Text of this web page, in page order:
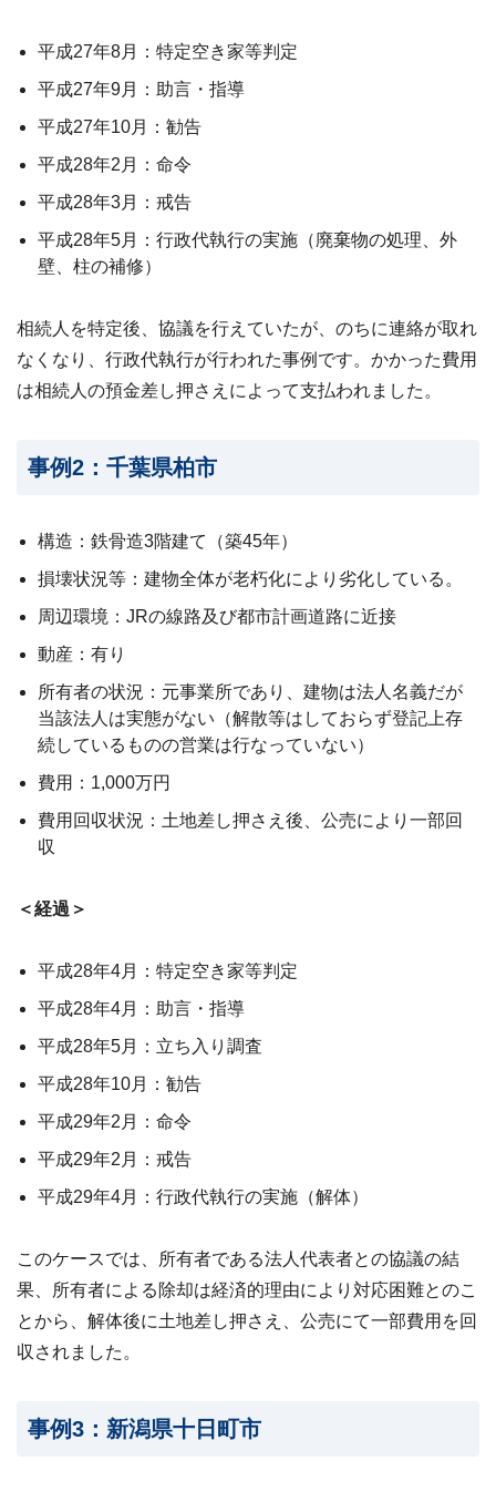
平成27年8月：特定空き家等判定
平成27年9月：助言・指導
平成27年10月：勧告
平成28年2月：命令
平成28年3月：戒告
平成28年5月：行政代執行の実施（廃棄物の処理、外
壁、柱の補修）
相続人を特定後、協議を行えていたが、のちに連絡が取れ
なくなり、行政代執行が行われた事例です。かかった費用
は相続人の預金差し押さえによって支払われました。
事例2：千葉県柏市
構造：鉄骨造3階建て（築45年）
損壊状況等：建物全体が老朽化により劣化している。
周辺環境：JRの線路及び都市計画道路に近接
動産：有り
所有者の状況：元事業所であり、建物は法人名義だが
当該法人は実態がない（解散等はしておらず登記上存
続しているものの営業は行なっていない）
費用：1,000万円
費用回収状況：土地差し押さえ後、公売により一部回
収
＜経過＞
平成28年4月：特定空き家等判定
平成28年4月：助言・指導
平成28年5月：立ち入り調査
平成28年10月：勧告
平成29年2月：命令
平成29年2月：戒告
平成29年4月：行政代執行の実施（解体）
このケースでは、所有者である法人代表者との協議の結
果、所有者による除却は経済的理由により対応困難とのこ
とから、解体後に土地差し押さえ、公売にて一部費用を回
収されました。
事例3：新潟県十日町市